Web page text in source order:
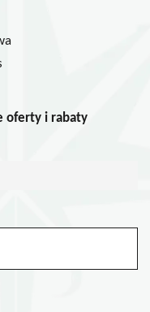
oferty i rabaty